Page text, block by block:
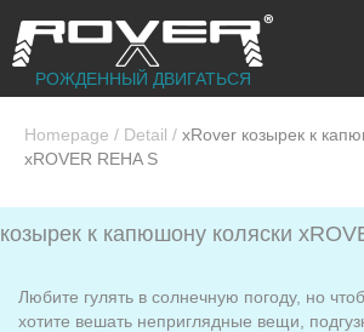
РОЖДЕННЫЙ ДВИГАТЬСЯ
Homepage / Detail / xRover козырек к
xROVER REHA S
козырек к капюшону коляски
Любите гулять в солнечную погоду, но
хотите вешать неприглядные вещи,